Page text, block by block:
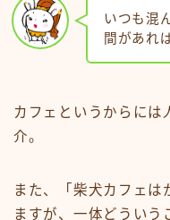
いつも混
間があれ
カフェというからには
介。
また、「柴犬カフェは
ますが、一体どういう